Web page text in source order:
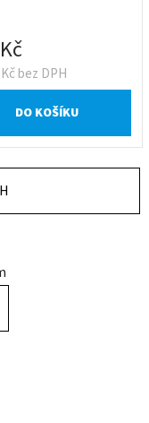
bez DPH
DO KOŠÍKU